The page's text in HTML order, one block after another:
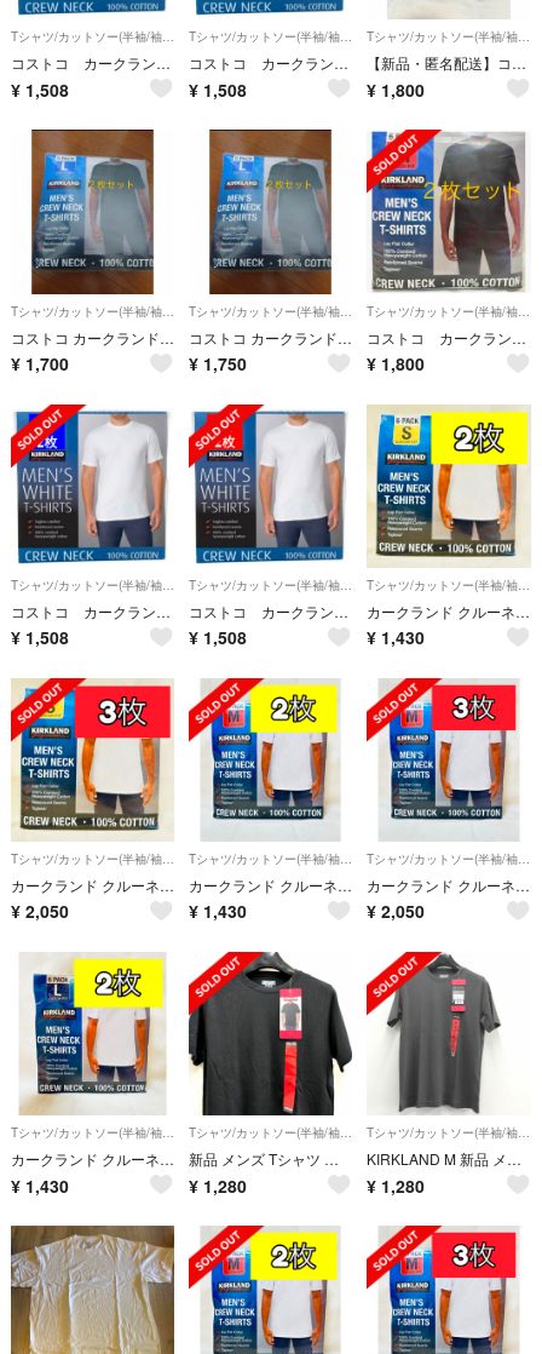
Tシャツ/カットソー(半袖/袖なし)
コストコ カークランド メンズ ホワイトTシャツ Sサイズ 2枚
¥ 1,508
Tシャツ/カットソー(半袖/袖なし)
コストコ カークランド メンズ ホワイトTシャツ Lサイズ 2枚
¥ 1,508
Tシャツ/カットソー(半袖/袖なし)
【新品・匿名配送】コストコ クルーネック黒Tシャツ カークランド 2枚 XL
¥ 1,800
コストコ カークランド メンズ 黒 Tシャツ Lサイズ 2枚セット
¥ 1,700
コストコ カークランド メンズ 黒 Tシャツ Lサイズ 2枚セット
¥ 1,750
コストコ カークランド メンズ黒Tシャツ Mサイズ 2枚セット
¥ 1,800
Tシャツ/カットソー(半袖/袖なし)
コストコ カークランド メンズ ホワイトTシャツ Lサイズ 2枚
¥ 1,508
Tシャツ/カットソー(半袖/袖なし)
コストコ カークランド メンズ ホワイトTシャツ Mサイズ 2枚
¥ 1,508
Tシャツ/カットソー(半袖/袖なし)
カークランド クルーネックTシャツ ホワイト Sサイズ 2枚組 コストコ
¥ 1,430
Tシャツ/カットソー(半袖/袖なし)
カークランド クルーネックTシャツ ホワイト Sサイズ 3枚組 コストコ
¥ 2,050
Tシャツ/カットソー(半袖/袖なし)
カークランド クルーネックTシャツ ホワイト Mサイズ 2枚組 コストコ
¥ 1,430
Tシャツ/カットソー(半袖/袖なし)
カークランド クルーネックTシャツ ホワイト Mサイズ 3枚組 コストコ
¥ 2,050
Tシャツ/カットソー(半袖/袖なし)
カークランド クルーネックTシャツ ホワイト Lサイズ 2枚組 コストコ
¥ 1,430
Tシャツ/カットソー(半袖/袖なし)
新品 メンズ Tシャツ 半袖 無地 シンプル ブラック Mサイズ
¥ 1,280
Tシャツ/カットソー(半袖/袖なし)
KIRKLAND M 新品 メンズ Tシャツ 半袖 無地 シンプル グレー
¥ 1,280